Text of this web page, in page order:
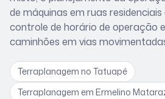
de máquinas em ruas
controle de horário de operação
caminhões em vias
Terraplanagem no Tatuapé
Terraplanagem em Ermelino